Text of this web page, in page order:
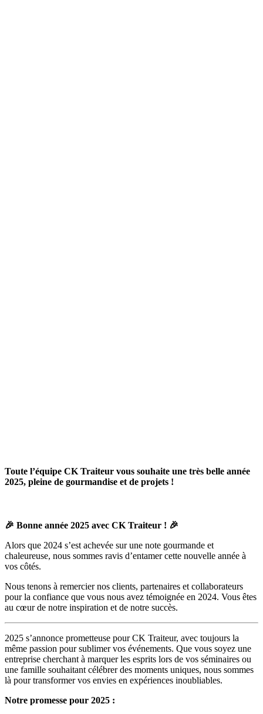
Toute l’équipe CK Traiteur vous souhaite une très belle année
2025, pleine de gourmandise et de projets !
🎉 Bonne année 2025 avec CK Traiteur ! 🎉
Alors que 2024 s’est achevée sur une note gourmande et
chaleureuse, nous sommes ravis d’entamer cette nouvelle année à
vos côtés.
Nous tenons à remercier nos clients, partenaires et collaborateurs
pour la confiance que vous nous avez témoignée en 2024. Vous êtes
au cœur de notre inspiration et de notre succès.
2025 s’annonce prometteuse pour CK Traiteur, avec toujours la
même passion pour sublimer vos événements. Que vous soyez une
entreprise cherchant à marquer les esprits lors de vos séminaires ou
une famille souhaitant célébrer des moments uniques, nous sommes
là pour transformer vos envies en expériences inoubliables.
Notre promesse pour 2025 :